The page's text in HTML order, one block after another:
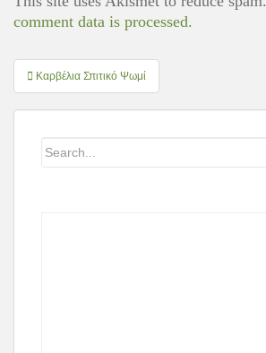
comment data is processed.
Πλοήγηση
άρθρων
Καρβέλια Σπιτικό Ψωμί